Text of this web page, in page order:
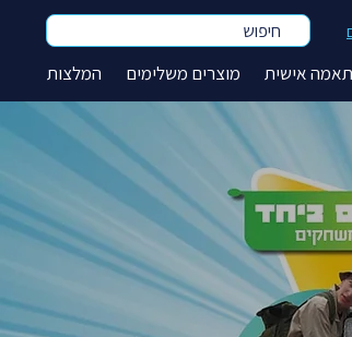
חיפוש
אישית מוצרים משלימים המלצות